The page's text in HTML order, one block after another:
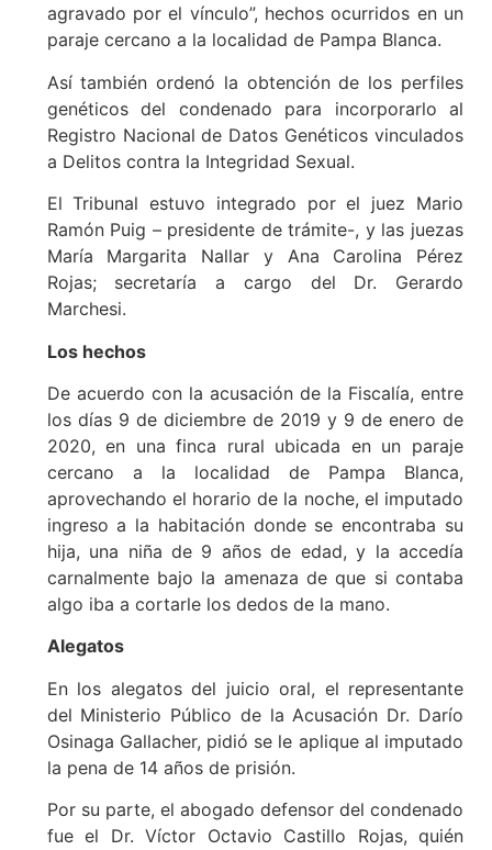
agravado por el vínculo”, hechos ocurridos en un
paraje cercano a la localidad de Pampa Blanca.
Así también ordenó la obtención de los perfiles
genéticos del condenado para incorporarlo al
Registro Nacional de Datos Genéticos vinculados
a Delitos contra la Integridad Sexual.
El Tribunal estuvo integrado por el juez Mario
Ramón Puig – presidente de trámite-, y las juezas
María Margarita Nallar y Ana Carolina Pérez
Rojas; secretaría a cargo del Dr. Gerardo
Marchesi.
Los hechos
De acuerdo con la acusación de la Fiscalía, entre
los días 9 de diciembre de 2019 y 9 de enero de
2020, en una finca rural ubicada en un paraje
cercano a la localidad de Pampa Blanca,
aprovechando el horario de la noche, el imputado
ingreso a la habitación donde se encontraba su
hija, una niña de 9 años de edad, y la accedía
carnalmente bajo la amenaza de que si contaba
algo iba a cortarle los dedos de la mano.
Alegatos
En los alegatos del juicio oral, el representante
del Ministerio Público de la Acusación Dr. Darío
Osinaga Gallacher, pidió se le aplique al imputado
la pena de 14 años de prisión.
Por su parte, el abogado defensor del condenado
fue el Dr. Víctor Octavio Castillo Rojas, quién